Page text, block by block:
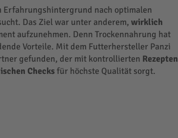
nach optimalen
Das Ziel war unter anderem, wirklich
aufzunehmen. Denn Trockennahrung hat
Vorteile. Mit dem Futterhersteller Panzi
gefunden, der mit kontrollierten Rezepten
Checksfür höchste Qualität sorgt.